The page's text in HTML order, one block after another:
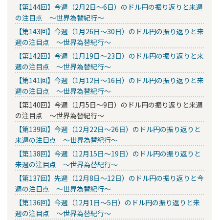
【第144回】今週（2月2日～6日）のドル円の振り返りと来週
の注目点 ～世界為替紀行～
【第143回】今週（1月26日～30日）のドル円の振り返りと来
週の注目点 ～世界為替紀行～
【第142回】今週（1月19日～23日）のドル円の振り返りと来
週の注目点 ～世界為替紀行～
【第141回】今週（1月12日～16日）のドル円の振り返りと来
週の注目点 ～世界為替紀行～
【第140回】今週（1月5日～9日）のドル円の振り返りと来週
の注目点 ～世界為替紀行～
【第139回】今週（12月22日～26日）のドル円の振り返りと
来週の注目点 ～世界為替紀行～
【第138回】今週（12月15日～19日）のドル円の振り返りと
来週の注目点 ～世界為替紀行～
【第137回】先週（12月8日～12日）のドル円の振り返りと今
週の注目点 ～世界為替紀行～
【第136回】今週（12月1日～5日）のドル円の振り返りと来
週の注目点 ～世界為替紀行～